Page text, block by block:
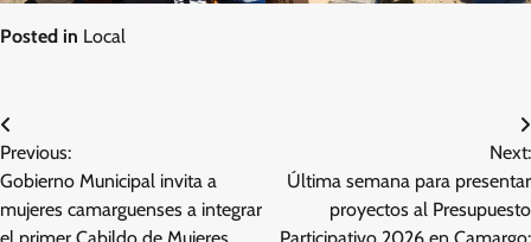
Posted in Local
Navegación
de
entradas
Previous:
Gobierno Municipal invita a
mujeres camarguenses a integrar
el primer Cabildo de Mujeres
Next:
Última semana para presentar
proyectos al Presupuesto
Participativo 2026 en Camargo: